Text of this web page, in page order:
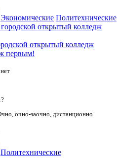
Экономические Политехнические
открытый колледж
первым!
очно-заочно, дистанционно
Политехнические